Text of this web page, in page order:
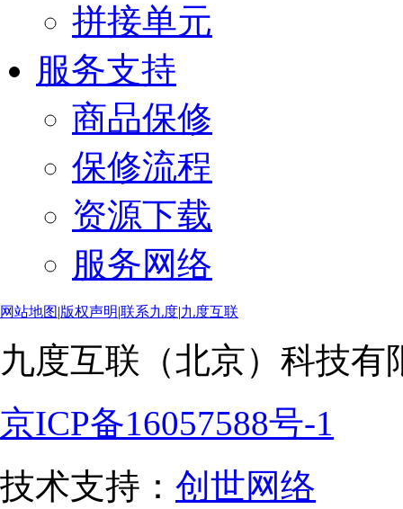
拼接单元
服务支持
商品保修
保修流程
资源下载
服务网络
网站地图|版权声明|联系九度|九度互联
九度互联（北京）科技有
京ICP备16057588号-1
技术支持： 创世网络